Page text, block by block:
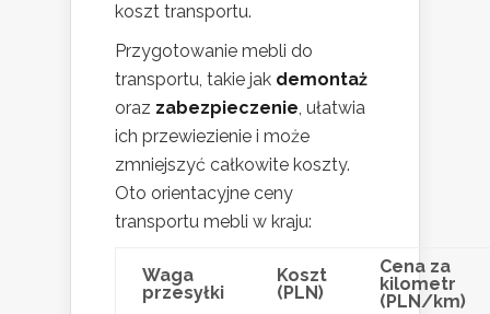
koszt transportu.
Przygotowanie mebli do
transportu, takie jak demontaż
oraz zabezpieczenie, ułatwia
ich przewiezienie i może
zmniejszyć całkowite koszty.
Oto orientacyjne ceny
transportu mebli w kraju:
Waga
przesyłki
Koszt
(PLN)
Cena za
kilometr
(PLN/km)